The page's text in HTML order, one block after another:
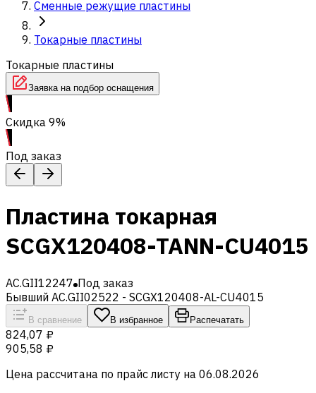
Сменные режущие пластины
Токарные пластины
Токарные пластины
Заявка на подбор оснащения
Скидка 9%
Под заказ
Пластина токарная
SCGX120408-TANN-CU4015
AC.GII12247 Под заказ
Бывший AC.GII02522 - SCGX120408-AL-CU4015
В сравнение В избранное Распечатать
824,07 ₽
905,58 ₽
Цена рассчитана по прайс листу на 06.08.2026